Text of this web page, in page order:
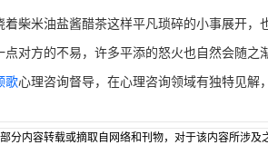
米油盐酱醋茶这样平凡琐碎的小事展开，
对方的不易，许多平添的怒火也自然会随之
歌心理咨询督导，在心理咨询领域有独特见解
分内容转载或摘取自网络和刊物，对于该内容所涉